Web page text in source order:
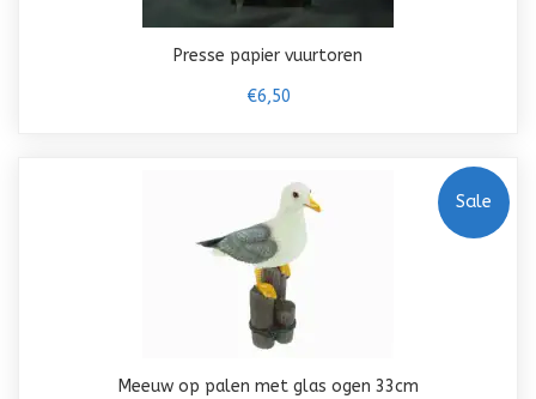
Presse papier vuurtoren
€6,50
Sale
Meeuw op palen met glas ogen 33cm